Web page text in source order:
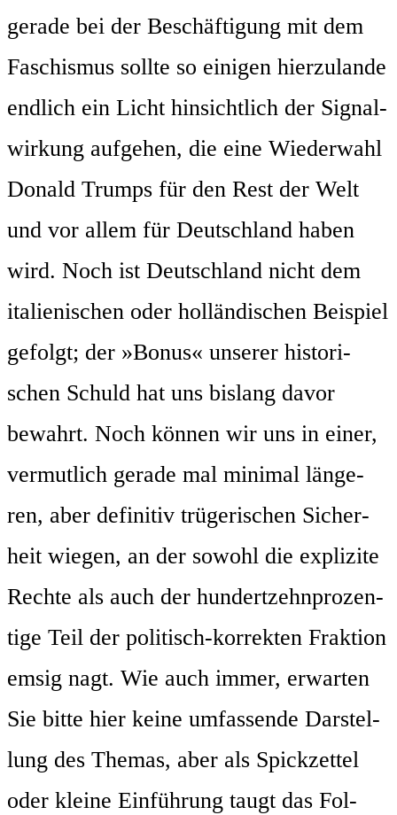
gera­de bei der Beschäf­ti­gung mit dem
Faschis­mus soll­te so eini­gen hier­zu­lan­de
end­lich ein Licht hin­sicht­lich der Signal­
wir­kung auf­ge­hen, die eine Wie­der­wahl
Donald Trumps für den Rest der Welt
und vor allem für Deutsch­land haben
wird. Noch ist Deutsch­land nicht dem
ita­lie­ni­schen oder hol­län­di­schen Bei­spiel
gefolgt; der »Bonus« unse­rer his­to­ri­
schen Schuld hat uns bis­lang davor
bewahrt. Noch kön­nen wir uns in einer,
ver­mut­lich gera­de mal mini­mal län­ge­
ren, aber defi­ni­tiv trü­ge­ri­schen Sicher­
heit wie­gen, an der sowohl die expli­zi­te
Rech­te als auch der hun­dert­zehn­pro­zen­
ti­ge Teil der poli­tisch-kor­rek­ten Frak­ti­on
emsig nagt. Wie auch immer, erwar­ten
Sie bit­te hier kei­ne umfas­sen­de Dar­stel­
lung des The­mas, aber als Spick­zet­tel
oder klei­ne Ein­füh­rung taugt das Fol­